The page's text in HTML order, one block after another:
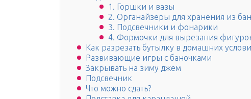
1. Горшки и вазы
2. Органайзеры для хранения из
3. Подсвечники и фонарики
4. Формочки для вырезания
Как разрезать бутылку в домашних
Развивающие игры с баночками
Закрывать на зиму джем
Подсвечник
Что можно сдать?